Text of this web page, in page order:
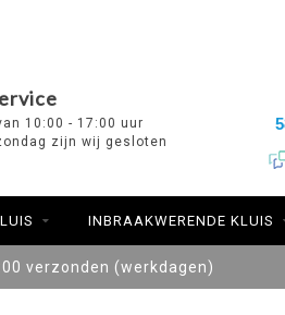
10:00 - 17:00 uur
zijn wij gesloten
INBRAAKWERENDE KLUIS
verzonden (werkdagen)